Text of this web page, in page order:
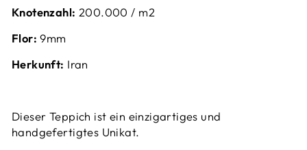
Knotenzahl: 200.000 / m2
Flor: 9mm
Herkunft: Iran
Dieser Teppich ist ein einzigartiges und
handgefertigtes Unikat.